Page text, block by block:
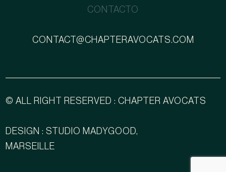
CONTACTO
CONTACT@CHAPTERAVOCATS.COM
© ALL RIGHT RESERVED : CHAPTER AVOCATS
DESIGN : STUDIO MADYGOOD,
MARSEILLE